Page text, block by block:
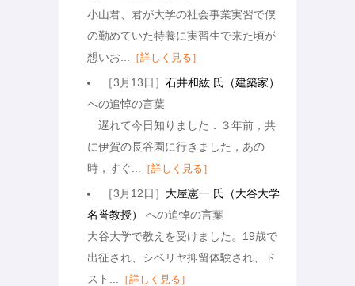
小山君、君が大学の社会事業実習で僕
の勤めていた特養に実習生で来た頃が
想いお...
［詳しく見る］
［3月13日］石井和紘 氏（建築家）
への追悼の言葉
遅れて今日知りました．３年前，共
に伊賀の長谷園に行きました，あの
時，すぐ...
［詳しく見る］
［3月12日］ 大屋憲一 氏（大谷大学
名誉教授）
への追悼の言葉
大谷大学で教えを受けました。19歳で
出征され、シベリヤ抑留体験され、ド
スト...
［詳しく見る］